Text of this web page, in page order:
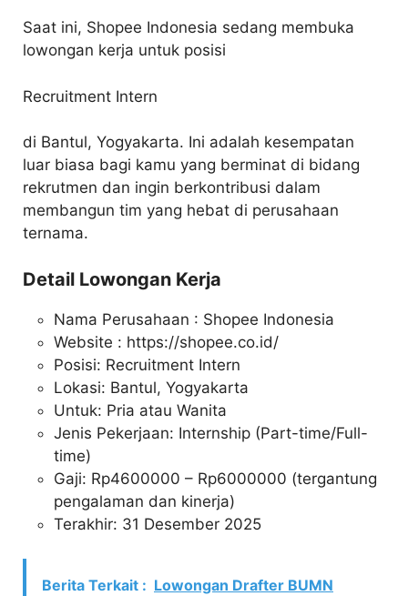
Saat ini, Shopee Indonesia sedang membuka
lowongan kerja untuk posisi
Recruitment Intern
di Bantul, Yogyakarta. Ini adalah kesempatan
luar biasa bagi kamu yang berminat di bidang
rekrutmen dan ingin berkontribusi dalam
membangun tim yang hebat di perusahaan
ternama.
Detail Lowongan Kerja
Nama Perusahaan : Shopee Indonesia
Website : https://shopee.co.id/
Posisi: Recruitment Intern
Lokasi: Bantul, Yogyakarta
Untuk: Pria atau Wanita
Jenis Pekerjaan: Internship (Part-time/Full-
time)
Gaji: Rp4600000 – Rp6000000 (tergantung
pengalaman dan kinerja)
Terakhir: 31 Desember 2025
Berita Terkait : Lowongan Drafter BUMN